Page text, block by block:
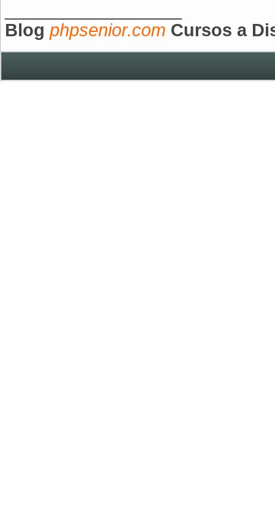
Blog phpsenior.com Cursos a